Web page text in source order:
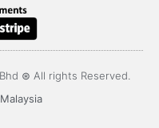
⊛ All rights Reserved.